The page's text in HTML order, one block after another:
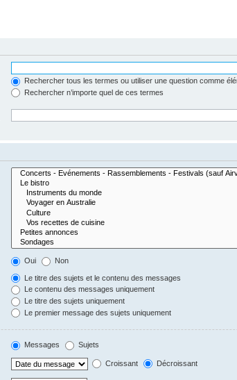
Rechercher tous les termes ou utiliser une question comme
Rechercher n’importe quel de ces termes
Oui Non
Le titre des sujets et le contenu des messages
Le contenu des messages uniquement
Le titre des sujets uniquement
Le premier message des sujets uniquement
Messages Sujets
Croissant Décroissant